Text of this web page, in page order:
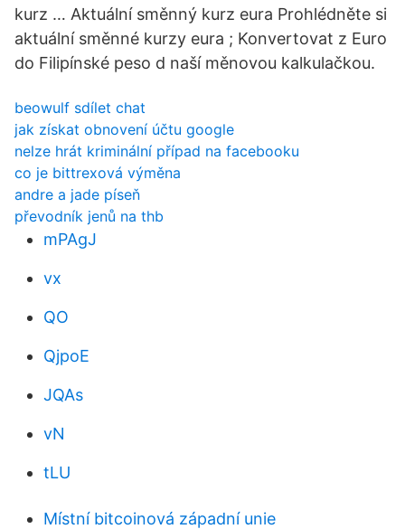
kurz … Aktuální směnný kurz eura Prohlédněte si
aktuální směnné kurzy eura ; Konvertovat z Euro
do Filipínské peso d naší měnovou kalkulačkou.
beowulf sdílet chat
jak získat obnovení účtu google
nelze hrát kriminální případ na facebooku
co je bittrexová výměna
andre a jade píseň
převodník jenů na thb
mPAgJ
vx
QO
QjpoE
JQAs
vN
tLU
Místní bitcoinová západní unie